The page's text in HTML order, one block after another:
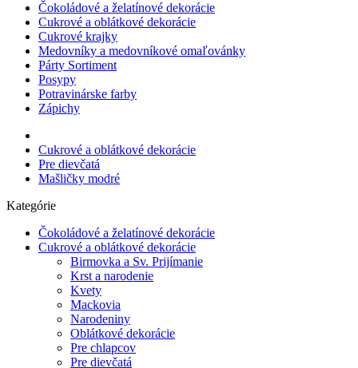
Čokoládové a želatínové dekorácie
Cukrové a oblátkové dekorácie
Cukrové krajky
Medovníky a medovníkové omaľovánky
Párty Sortiment
Posypy
Potravinárske farby
Zápichy
Cukrové a oblátkové dekorácie
Pre dievčatá
Mašličky modré
Kategórie
Čokoládové a želatínové dekorácie
Cukrové a oblátkové dekorácie
Birmovka a Sv. Prijímanie
Krst a narodenie
Kvety
Mackovia
Narodeniny
Oblátkové dekorácie
Pre chlapcov
Pre dievčatá